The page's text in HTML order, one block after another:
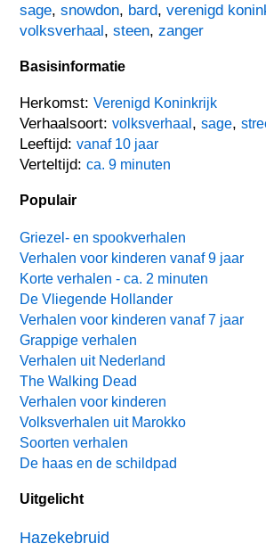
sage,snowdon, bard,verenigd
volksverhaal,steen,zanger
Basisinformatie
Herkomst:Verenigd Koninkrijk
Verhaalsoort:volksverhaal ,sage,
Leeftijd:vanaf 10 jaar
Verteltijd:ca. 9 minuten
Populair
Griezel- en spookverhalen
Verhalen voor kinderen vanaf 9 jaar
Korte verhalen - ca. 2 minuten
De Vliegende Hollander
Verhalen voor kinderen vanaf 7 jaar
Grappige verhalen
Verhalen uit Nederland
The Walking Dead
Verhalen voor kinderen
Volksverhalen uit Marokko
Soorten verhalen
De haas en de schildpad
Uitgelicht
Hazekebruid